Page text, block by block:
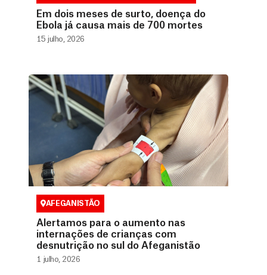
Em dois meses de surto, doença do
Ebola já causa mais de 700 mortes
15 julho, 2026
AFEGANISTÃO
Alertamos para o aumento nas
internações de crianças com
desnutrição no sul do Afeganistão
1 julho, 2026